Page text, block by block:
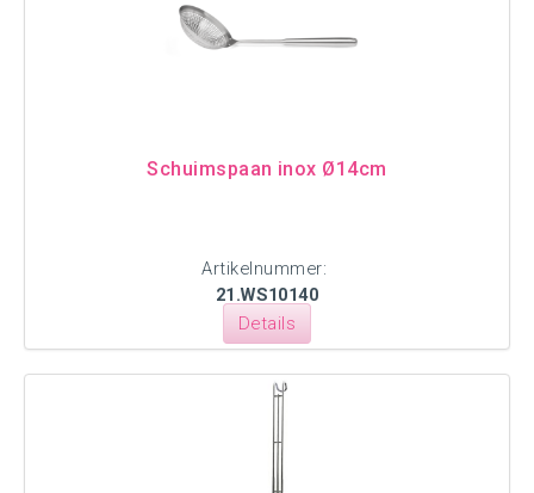
Schuimspaan inox Ø14cm
Artikelnummer:
21.WS10140
Details